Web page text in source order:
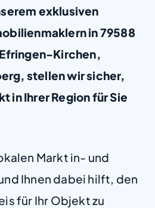
exklusiven
in 79588
Kirchen,
stellen wir sicher,
in Ihrer Region für Sie
Markt in- und
Ihnen dabei hilft, den
für Ihr Objekt zu